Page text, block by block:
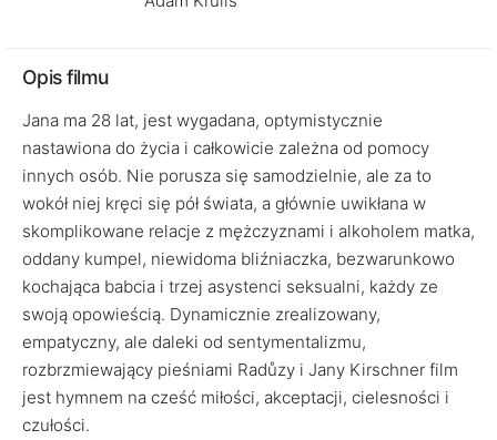
Opis filmu
Jana ma 28 lat, jest wygadana, optymistycznie
nastawiona do życia i całkowicie zależna od pomocy
innych osób. Nie porusza się samodzielnie, ale za to
wokół niej kręci się pół świata, a głównie uwikłana w
skomplikowane relacje z mężczyznami i alkoholem matka,
oddany kumpel, niewidoma bliźniaczka, bezwarunkowo
kochająca babcia i trzej asystenci seksualni, każdy ze
swoją opowieścią. Dynamicznie zrealizowany,
empatyczny, ale daleki od sentymentalizmu,
rozbrzmiewający pieśniami Radůzy i Jany Kirschner film
jest hymnem na cześć miłości, akceptacji, cielesności i
czułości.